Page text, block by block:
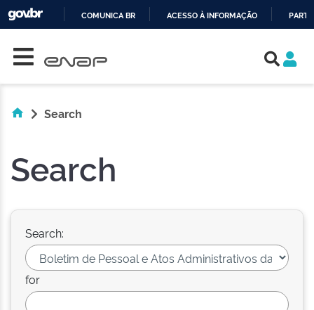
COMUNICA BR ACESSO À INFORMAÇÃO
Search
Search
Search:
for